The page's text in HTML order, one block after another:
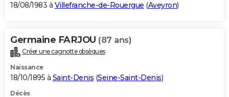
18/08/1983 à Villefranche-de-Rouergue (Aveyron)
Germaine FARJOU (87 ans)
Créer une cagnotte obsèques
Naissance
18/10/1895 à Saint-Denis (Seine-Saint-Denis)
Décès